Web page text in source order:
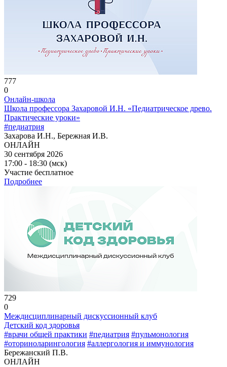
777
0
Онлайн-школа
Школа профессора Захаровой И.Н. «Педиатрическое древо.
Практические уроки»
#педиатрия
Захарова И.Н., Бережная И.В.
ОНЛАЙН
30 сентября 2026
17:00 - 18:30 (мск)
Участие бесплатное
Подробнее
729
0
Междисциплинарный дискуссионный клуб
Детский код здоровья
#врачи общей практики #педиатрия #пульмонология
#оториноларингология #аллергология и иммунология
Бережанский П.В.
ОНЛАЙН